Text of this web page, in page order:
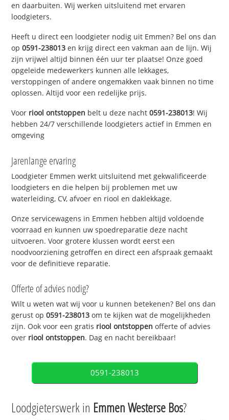
en daarbuiten. Wij werken uitsluitend met ervaren
loodgieters.
Heeft u direct een loodgieter nodig uit Emmen? Bel ons dan
op0591-238013 en krijg direct een vakman aan de lijn. Wij
zijn vrijwel altijd binnen één uur ter plaatse! Onze goed
opgeleide medewerkers kunnen alle lekkages,
verstoppingen of andere ongemakken vaak binnen no time
oplossen. Altijd voor een redelijke prijs.
Voor riool ontstoppen belt u deze nacht0591-238013! Wij
hebben 24/7 verschillende loodgieters actief in Emmen en
omgeving
Jarenlange ervaring
Loodgieter Emmen werkt uitsluitend met gekwalificeerde
loodgieters en die helpen bij problemen met uw
waterleiding, CV, afvoer en riool en daklekkage.
Onze servicewagens in Emmen hebben altijd voldoende
voorraad en kunnen uw spoedreparatie deze nacht
uitvoeren. Voor grotere klussen wordt eerst een
noodvoorziening getroffen en direct een afspraak gemaakt
voor de definitieve reparatie.
Offerte of advies nodig?
Wilt u weten wat wij voor u kunnen betekenen? Bel ons dan
gerust op0591-238013 om te kijken wat de mogelijkheden
zijn. Ook voor een gratis riool ontstoppen offerte of advies
over riool ontstoppen. Dag en nacht bereikbaar!
0591-238013
Loodgieterswerk in Emmen Westerse Bos?